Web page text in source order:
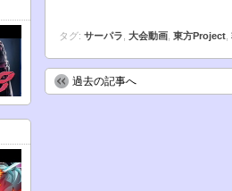
タグ: サーパラ 大会動画 東方Project
過去の記事へ